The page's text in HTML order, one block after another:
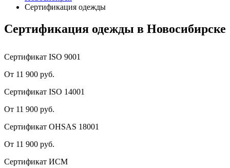
Сертификация одежды
Сертификация одежды в Новосибирске
Сертификат ISO 9001
От 11 900 руб.
Сертификат ISO 14001
От 11 900 руб.
Сертификат OHSAS 18001
От 11 900 руб.
Сертификат ИСМ